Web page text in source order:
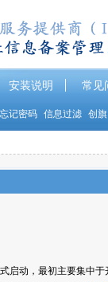
安装说明 常见
忘记密码 信息过滤 创旗
动，最初主要集中于